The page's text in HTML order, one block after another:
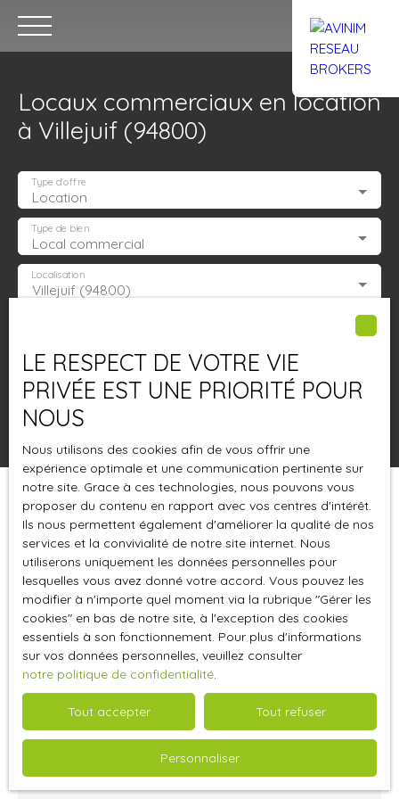
Accueil Acheter Trouver un
Estimation
Locaux commerciaux en location
à Villejuif (94800)
Location
Type d'offre
Local commercial
Type de bien
Villejuif (94800)
Localisation
Surface min (m²)
Pertinence
Trier par Créer une alerte
Loué
LE RESPECT DE VOTRE VIE
PRIVÉE EST UNE PRIORITÉ POUR
NOUS
Nous utilisons des cookies afin de vous offrir une
expérience optimale et une communication pertinente sur
notre site. Grace à ces technologies, nous pouvons vous
proposer du contenu en rapport avec vos centres d'intérêt.
Ils nous permettent également d'améliorer la qualité de nos
services et la convivialité de notre site internet. Nous
utiliserons uniquement les données personnelles pour
lesquelles vous avez donné votre accord. Vous pouvez les
modifier à n'importe quel moment via la rubrique ″Gérer les
cookies″ en bas de notre site, à l'exception des cookies
essentiels à son fonctionnement. Pour plus d'informations
sur vos données personnelles, veuillez consulter
notre politique de confidentialité.
Tout accepter Tout refuser
Personnaliser